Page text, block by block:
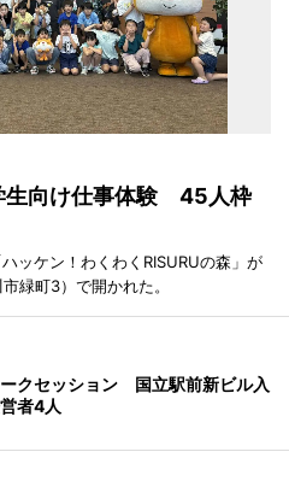
生向け仕事体験 45人枠
ッケン！わくわくRISURUの森」が
緑町3）で開かれた。
ークセッション 国立駅前新ビル入
者4人